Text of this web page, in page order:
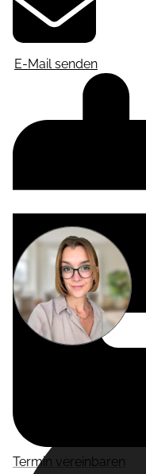
E-Mail senden
Termin vereinbaren